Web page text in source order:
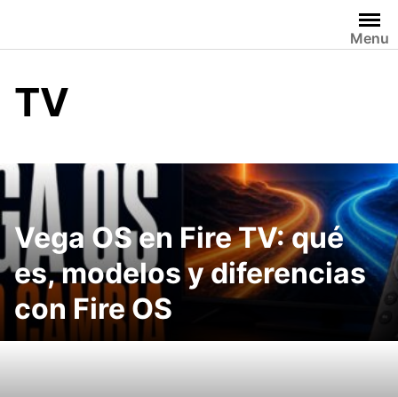
contenido
Menu
TV
Vega OS en Fire TV: qué
es, modelos y diferencias
con Fire OS